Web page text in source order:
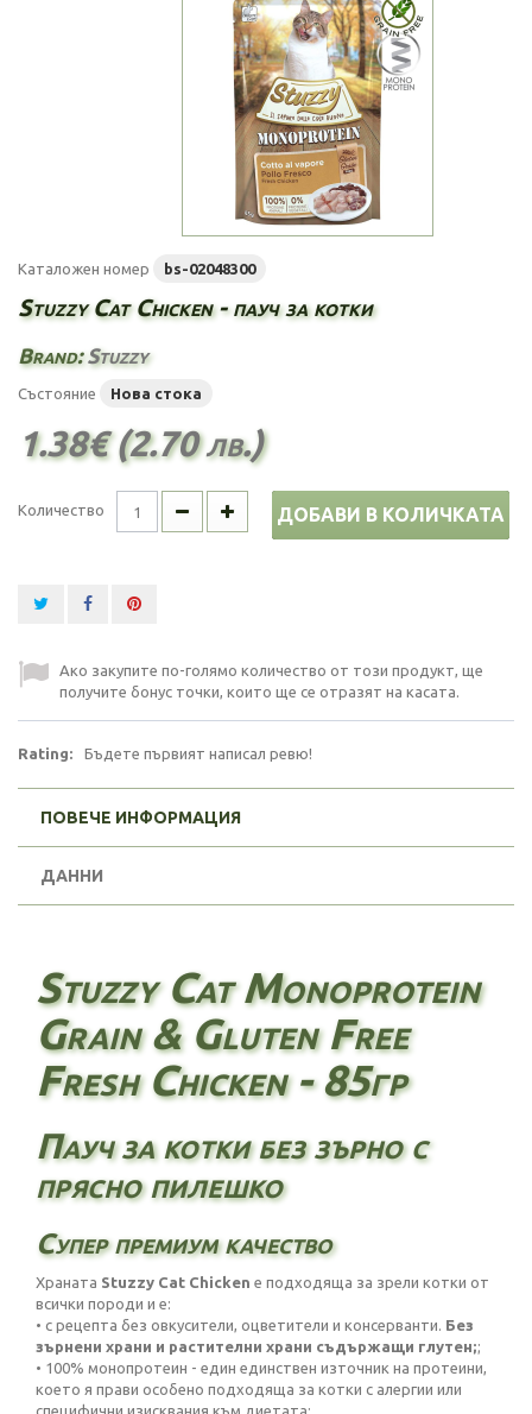
Каталожен номер bs-02048300
Stuzzy Cat Chicken - пауч за котки
Brand:Stuzzy
Състояние Нова стока
1.38€ (2.70 лв.)
Количество ДОБАВИ В КОЛИЧКАТА
Ако закупите по-голямо количество от този продукт, ще
получите бонус точки, които ще се отразят на касата.
Rating: Бъдете първият написал ревю!
ПОВЕЧЕ ИНФОРМАЦИЯ
ДАННИ
Stuzzy Cat Monoprotein
Grain & Gluten Free
Fresh Chicken - 85гр
Пауч за котки без зърно с
прясно пилешко
Супер премиум качество
Храната Stuzzy Cat Chicken е подходяща за зрели котки от
всички породи и е:
• с рецепта без овкусители, оцветители и консерванти. Без
зърнени храни и растителни храни съдържащи глутен;;
• 100% монопротеин - един единствен източник на протеини,
което я прави особено подходяща за котки с алергии или
специфични изисквания към диетата;